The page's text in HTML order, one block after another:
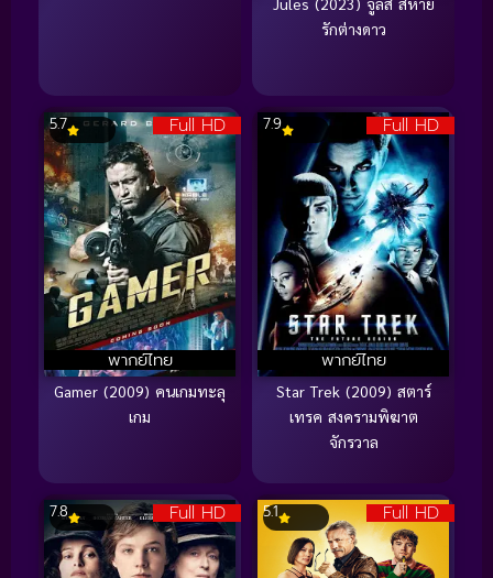
รักต่างดาว
Full HD
พากย์ไทย
5.7
Gamer (2009) คนเกมทะลุ
เกม
Full HD
พากย์ไทย
7.9
Star Trek (2009) สตาร์
เทรค สงครามพิฆาต
จักรวาล
Full HD
7.8 Full HD
5.1